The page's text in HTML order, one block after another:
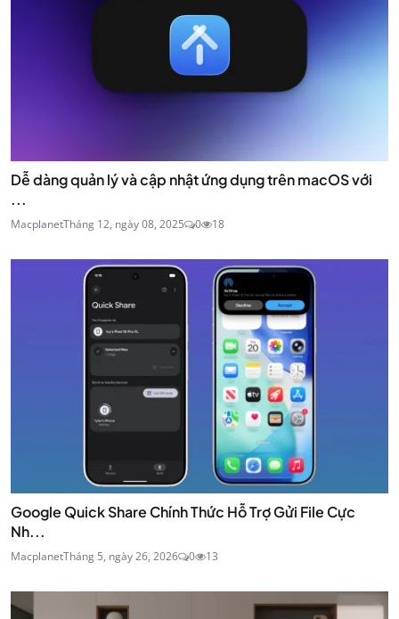
Dễ dàng quản lý và cập nhật ứng dụng trên macOS với
...
MacplanetTháng 12, ngày 08, 2025 0 18
Google Quick Share Chính Thức Hỗ Trợ Gửi File Cực
Nh...
MacplanetTháng 5, ngày 26, 2026 0 13